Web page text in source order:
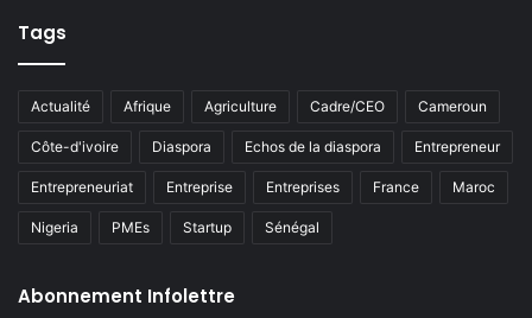
Tags
Actualité Afrique Agriculture Cadre/CEO Cameroun
Côte-d'ivoire Diaspora Echos de la diaspora Entrepreneur
Entrepreneuriat Entreprise Entreprises France Maroc
Nigeria PMEs Startup Sénégal
Abonnement Infolettre